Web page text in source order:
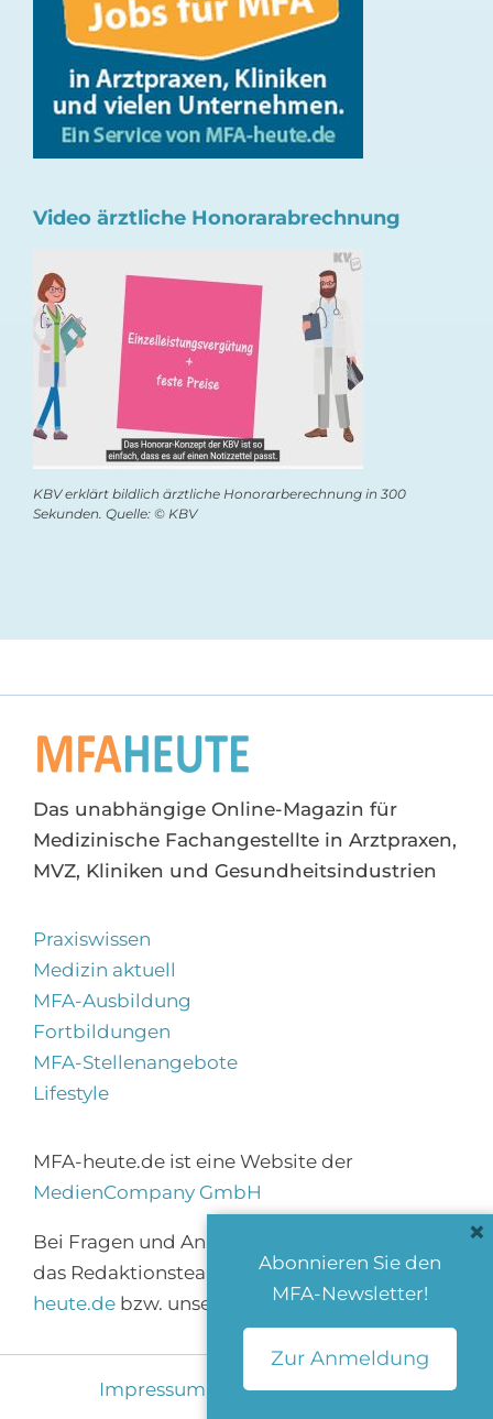
Video ärztliche Honorarabrechnung
KBV erklärt bildlich ärztliche Honorarberechnung in 300
Sekunden. Quelle: © KBV
Das unabhängige Online-Magazin für
Medizinische Fachangestellte in Arztpraxen,
MVZ, Kliniken und Gesundheitsindustrien
Praxiswissen
Medizin aktuell
MFA-Ausbildung
Fortbildungen
MFA-Stellenangebote
Lifestyle
MFA-heute.de ist eine Website der
MedienCompany GmbH
Bei Fragen und Anregungen erreichen Sie
das Redaktionsteam überinfo@mfa-
heute.debzw. unser Kontaktformular.
Impressum Datenschutz|AGB
Abonnieren Sie den
MFA-Newsletter!
Zur Anmeldung
×